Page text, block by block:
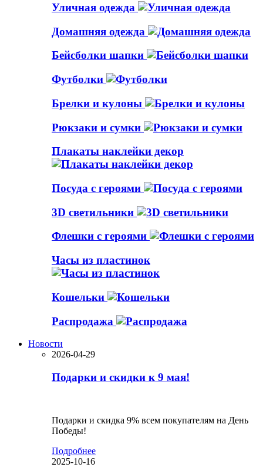
Уличная одежда
Домашняя одежда
Бейсболки шапки
Футболки
Брелки и кулоны
Рюкзаки и сумки
Плакаты наклейки декор
Посуда с героями
3D светильники
Флешки с героями
Часы из пластинок
Кошельки
Распродажа
Новости
2026-04-29
Подарки и скидки к 9 мая!
Подарки и скидка 9% всем покупателям на День
Победы!
Подробнее
2025-10-16